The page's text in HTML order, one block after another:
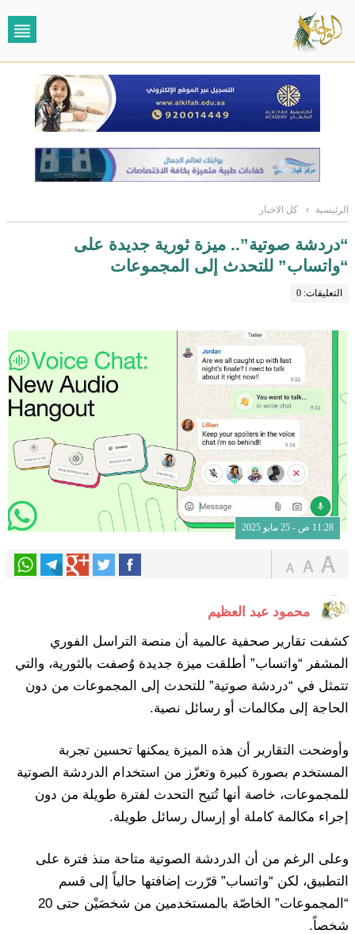
الرئيسية › كل الاخبار
“دردشة صوتية”.. ميزة ثورية جديدة على
“واتساب” للتحدث إلى المجموعات
التعليقات: 0
11:28 ص - 25 مايو 2025
محمود عبد العظيم
كشفت تقارير صحفية عالمية أن منصة التراسل الفوري
المشفر “واتساب” أطلقت ميزة جديدة وُصفت بالثورية، والتي
تتمثل في “دردشة صوتية” للتحدث إلى المجموعات من دون
الحاجة إلى مكالمات أو رسائل نصية.
وأوضحت التقارير أن هذه الميزة يمكنها تحسين تجربة
المستخدم بصورة كبيرة وتعزّز من استخدام الدردشة الصوتية
للمجموعات، خاصة أنها تُتيح التحدث لفترة طويلة من دون
إجراء مكالمة كاملة أو إرسال رسائل طويلة.
وعلى الرغم من أن الدردشة الصوتية متاحة منذ فترة على
التطبيق، لكن “واتساب” قرّرت إضافتها حالياً إلى قسم
“المجموعات” الخاصّة بالمستخدمين من شخصَيْن حتى 20
شخصاً.